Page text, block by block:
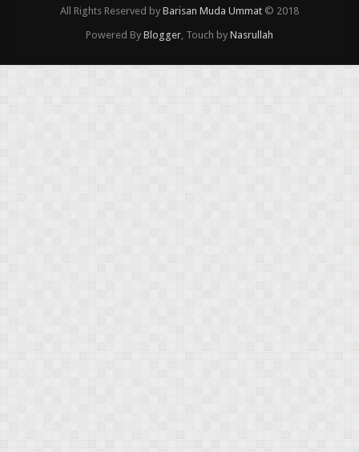
All Rights Reserved by Barisan Muda Ummat © 2018
Powered By Blogger , Touch by Nasrullah